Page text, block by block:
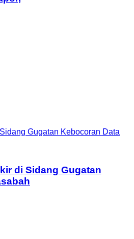
Gugatan Kebocoran Data
di Sidang Gugatan